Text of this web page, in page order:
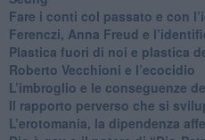
​Fare i conti col passato e con
​Ferenczi, Anna Freud e
Plastica fuori di noi e plastica
​Roberto Vecchioni e l’ecocidio
​L’imbroglio e le conseguenze
​Il rapporto perverso che si
L’erotomania, la dipendenza